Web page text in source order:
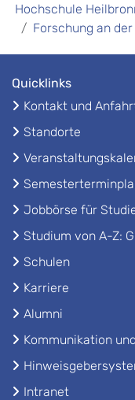
Hochschule
Forschung an der
Quicklinks
Kontakt und
Standorte
Jobbörse für
Studium von A-Z:
Schulen
Karriere
Alumni
Kommunikation
Intranet